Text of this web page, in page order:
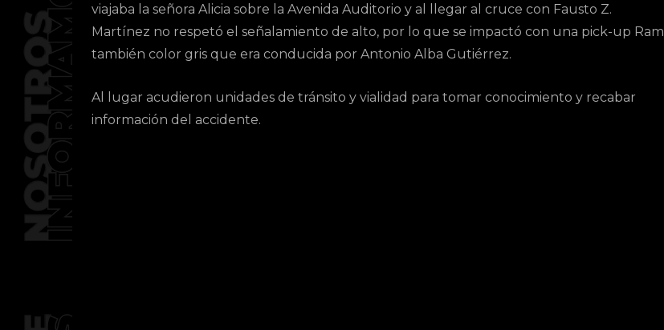
viajaba la señora Alicia sobre la Avenida Auditorio y al llegar al cruce con Fausto Z.
Martínez no respetó el señalamiento de alto, por lo que se impactó con una pick-up Ram
también color gris que era conducida por Antonio Alba Gutiérrez.
Al lugar acudieron unidades de tránsito y vialidad para tomar conocimiento y recabar
información del accidente.